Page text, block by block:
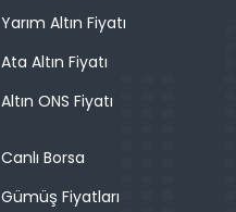
Yarım Altın Fiyatı
Ata Altın Fiyatı
Altın ONS Fiyatı
Canlı Borsa
Gümüş Fiyatları